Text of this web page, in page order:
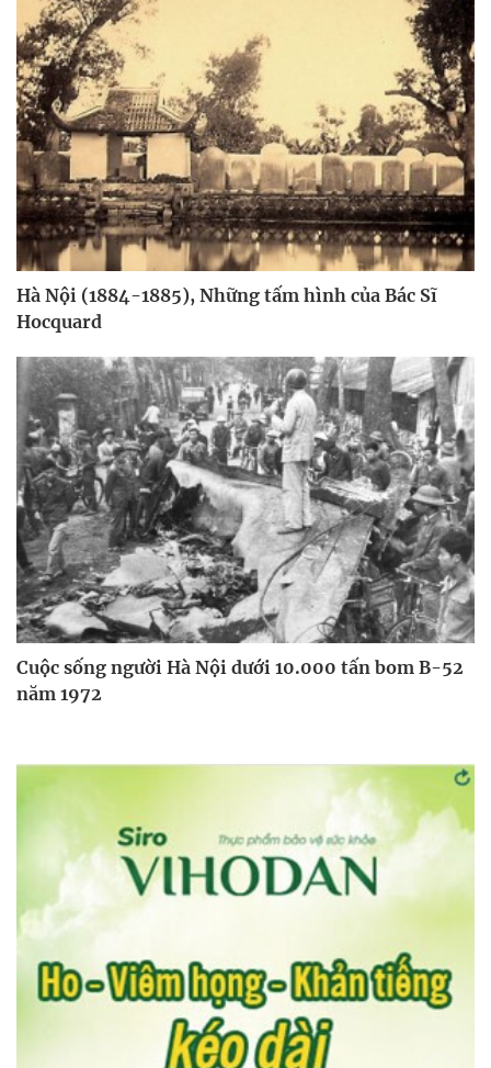
Hà Nội (1884-1885), Những tấm hình của Bác Sĩ
Hocquard
Cuộc sống người Hà Nội dưới 10.000 tấn bom B-52
năm 1972